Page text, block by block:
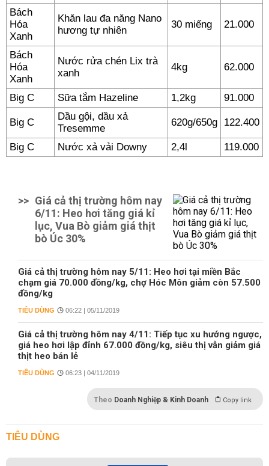
Bách
Hóa
Xanh
Khăn lau đa năng Nano
hương tự nhiên
30 miếng 21.000
Bách
Hóa
Xanh
Nước rửa chén Lix trà
xanh
4kg 62.000
Big C Sữa tắm Hazeline 1,2kg 91.000
Big C
Dầu gội, dầu xả
Tresemme
620g/650g 122.400
Big C Nước xả vải Downy 2,4l 119.000
>> Giá cả thị trường hôm nay
6/11: Heo hơi tăng giá kỉ
lục, Vua Bò giảm giá thịt
bò Úc 30%
Giá cả thị trường hôm nay 5/11: Heo hơi tại miền Bắc
chạm giá 70.000 đồng/kg, chợ Hóc Môn giảm còn 57.500
đồng/kg
TIÊU DÙNG 06:22 | 05/11/2019
Giá cả thị trường hôm nay 4/11: Tiếp tục xu hướng ngược,
giá heo hơi lập đỉnh 67.000 đồng/kg, siêu thị vẫn giảm giá
thịt heo bán lẻ
TIÊU DÙNG 06:23 | 04/11/2019
Theo Doanh Nghiệp & Kinh Doanh Copy link
TIÊU DÙNG